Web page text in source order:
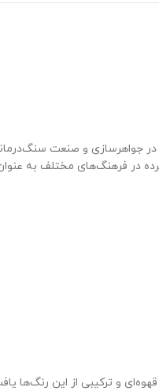
جواهرسازی و صنعت
در فرهنگ‌های مختلف به
و ترکیبی از این رنگ‌ها